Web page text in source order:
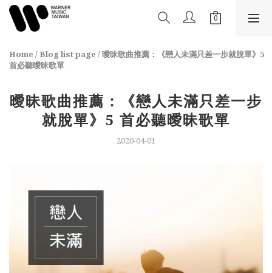
Home / Blog list page /曖昧歌曲推薦：《戀人未滿只差一步就脫單》5
首必聽曖昧歌單
曖昧歌曲推薦：《戀人未滿只差一步
就脫單》5 首必聽曖昧歌單
2020-04-01